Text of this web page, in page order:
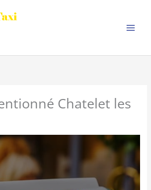
Chatelet les